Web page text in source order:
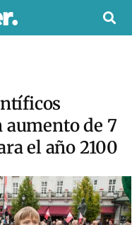
de 7
el año 2100